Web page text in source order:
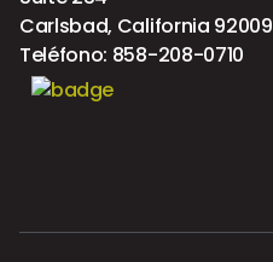
Carlsbad, California 92009
Teléfono: 858-208-0710